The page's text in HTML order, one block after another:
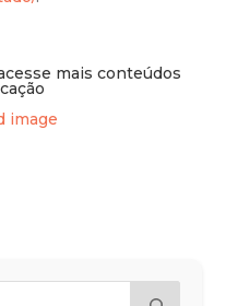
mais conteúdos